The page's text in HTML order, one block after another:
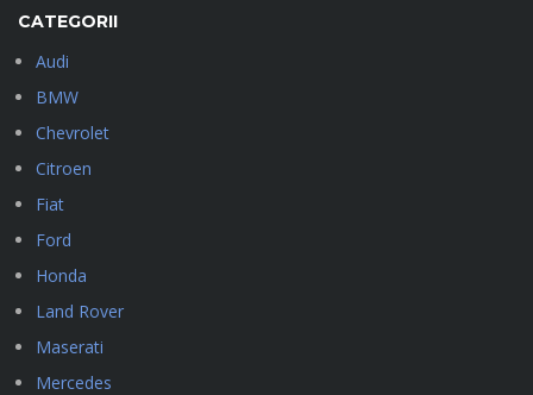
CATEGORII
Audi
BMW
Chevrolet
Citroen
Fiat
Ford
Honda
Land Rover
Maserati
Mercedes